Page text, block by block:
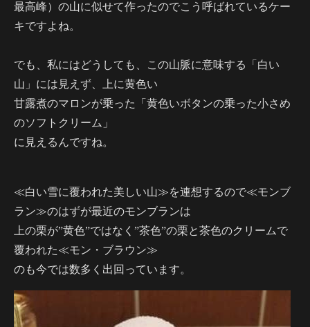
最高峰）の山に似せて作ったのでこう呼ばれているケー
キですよね。
でも、私にはどうしても、この山脈に意味する「白い
山」には見えず、上に黄色い
甘露煮のマロンが乗った「黄色いボタンの乗った小さめ
のソフトクリーム」
に見えるんですね。
≪白い雪に覆われた美しい山≫を連想するので≪モンブ
ラン≫のはずが最近のモンブランは
上の栗が”黄色”ではなく”茶色”の栗と茶色のクリームで
覆われた≪モン・ブラウン≫
のも今では数多く出回っています。